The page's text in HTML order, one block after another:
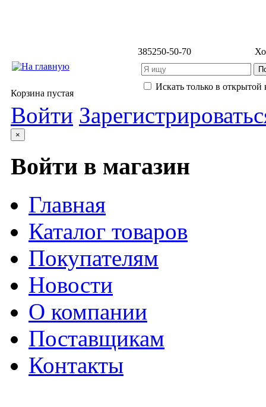
385250-50-70
Искать только в открытой
Корзина пустая
Войти
×
Войти в магазин
Главная
Каталог товаров
Покупателям
Новости
О компании
Поставщикам
Контакты